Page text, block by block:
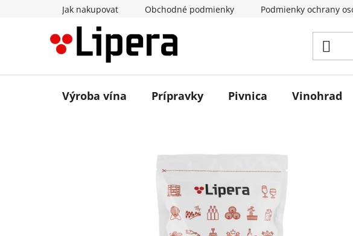
Jak nakupovat Obchodné podmienky Podmienky ochrany
Výroba vína Prípravky Pivnica Vinohrad